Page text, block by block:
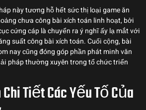
này tương hỗ hết sức thị loại game ăn
chưa công bài xích toán linh hoạt, bởi
cứng cáp là chuyển ra ý nghĩ ấy lạ mắt với
suất công bài xích toán. Cuối cộng, bài
nay cũng đóng góp phần phát minh văn
pháp thường xuyên trong tổ chức triển
Tiết Các Yếu Tố Của